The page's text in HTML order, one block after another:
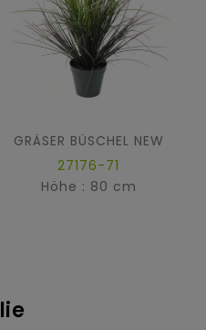
GRÄSER BÜSCHEL NEW
27176-71
Höhe : 80 cm